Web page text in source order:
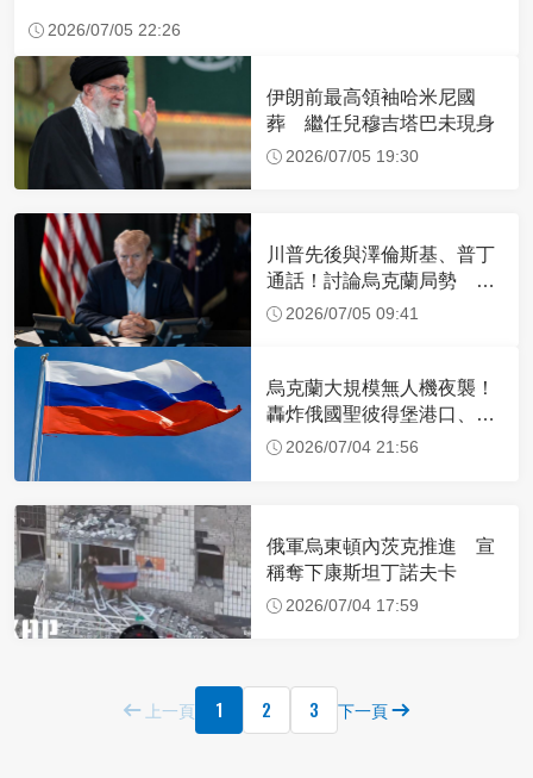
2026/07/05 22:26
伊朗前最高領袖哈米尼國
葬 繼任兒穆吉塔巴未現身
2026/07/05 19:30
川普先後與澤倫斯基、普丁
通話！討論烏克蘭局勢 談
話內容曝光
2026/07/05 09:41
烏克蘭大規模無人機夜襲！
轟炸俄國聖彼得堡港口、石
油設施
2026/07/04 21:56
俄軍烏東頓內茨克推進 宣
稱奪下康斯坦丁諾夫卡
2026/07/04 17:59
上一頁 1 2 3 下一頁